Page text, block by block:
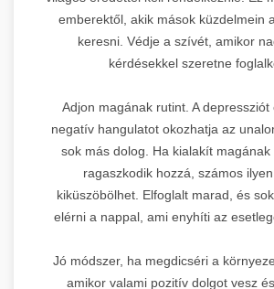
emberektől, akik mások küzdelmein
keresni. Védje a szívét, amikor
kérdésekkel szeretne
Adjon magának rutint. A depressziót
negatív hangulatot okozhatja az
sok más dolog. Ha kialakít
ragaszkodik hozzá, számos
kiküszöbölhet. Elfoglalt marad, és
elérni a nappal, ami enyhíti az
Jó módszer, ha megdicséri a
amikor valami pozitív dolgot vesz